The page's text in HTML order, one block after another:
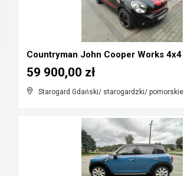
Starogard Gdański/ starogardzki/ pomorskie
59 900,00 zł